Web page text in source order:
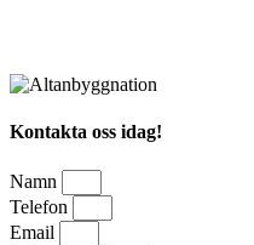
Kontakta oss idag!
Namn
Telefon
Email